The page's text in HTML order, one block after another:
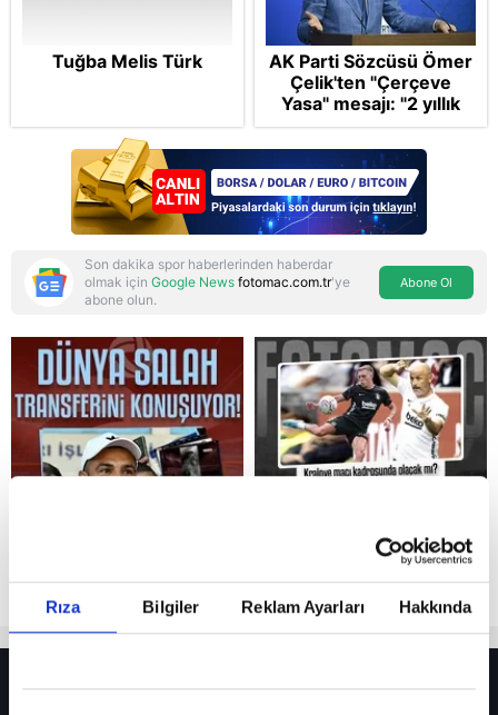
Rıza Bilgiler Reklam Ayarları Hakkında
Reddet
Tuğba Melis Türk
AK Parti Sözcüsü Ömer
Çelik'ten "Çerçeve
Yasa" mesajı: "2 yıllık
sürecin en önemli
aşamasındayız"
Son dakika spor haberlerinden haberdar
olmak için Google News fotomac.com.tr'ye
abone olun.
Abone Ol